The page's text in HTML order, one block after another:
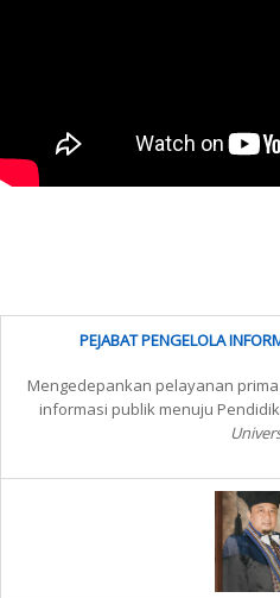
PEJABAT PENGELOLA
Mengedepankan pelayanan
informasi publik menuju